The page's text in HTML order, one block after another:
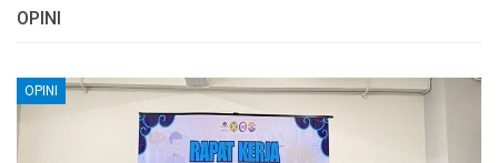
OPINI
OPINI